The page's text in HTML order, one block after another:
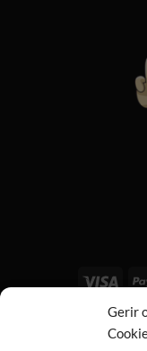
Gerir
Visa